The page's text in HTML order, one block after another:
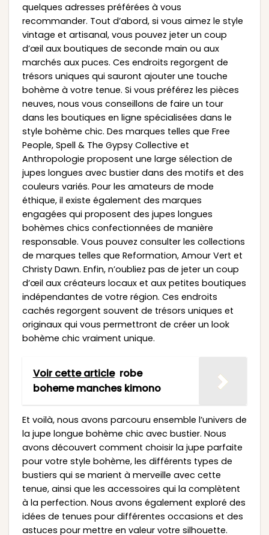
quelques adresses préférées à vous
recommander. Tout d’abord, si vous aimez le style
vintage et artisanal, vous pouvez jeter un coup
d’œil aux boutiques de seconde main ou aux
marchés aux puces. Ces endroits regorgent de
trésors uniques qui sauront ajouter une touche
bohème à votre tenue. Si vous préférez les pièces
neuves, nous vous conseillons de faire un tour
dans les boutiques en ligne spécialisées dans le
style bohème chic. Des marques telles que Free
People, Spell & The Gypsy Collective et
Anthropologie proposent une large sélection de
jupes longues avec bustier dans des motifs et des
couleurs variés. Pour les amateurs de mode
éthique, il existe également des marques
engagées qui proposent des jupes longues
bohèmes chics confectionnées de manière
responsable. Vous pouvez consulter les collections
de marques telles que Reformation, Amour Vert et
Christy Dawn. Enfin, n’oubliez pas de jeter un coup
d’œil aux créateurs locaux et aux petites boutiques
indépendantes de votre région. Ces endroits
cachés regorgent souvent de trésors uniques et
originaux qui vous permettront de créer un look
bohème chic vraiment unique.
Voir cette article robe
boheme manches kimono
Et voilà, nous avons parcouru ensemble l’univers de
la jupe longue bohème chic avec bustier. Nous
avons découvert comment choisir la jupe parfaite
pour votre style bohème, les différents types de
bustiers qui se marient à merveille avec cette
tenue, ainsi que les accessoires qui la complètent
à la perfection. Nous avons également exploré des
idées de tenues pour différentes occasions et des
astuces pour mettre en valeur votre silhouette.